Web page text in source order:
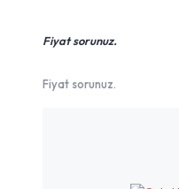
Fiyat sorunuz.
Fiyat sorunuz.